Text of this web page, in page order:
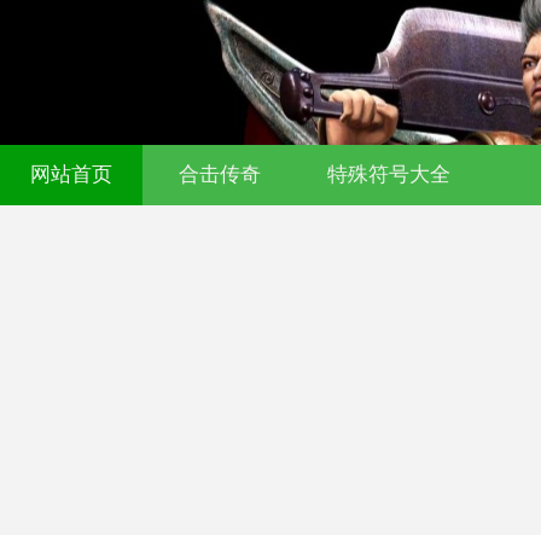
网站首页 合击传奇 特殊符号大全